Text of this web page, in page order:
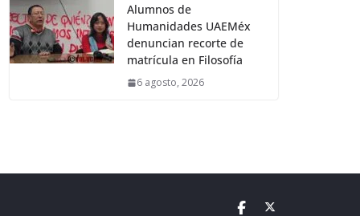
Alumnos de
Humanidades UAEMéx
denuncian recorte de
matrícula en Filosofía
6 agosto, 2026